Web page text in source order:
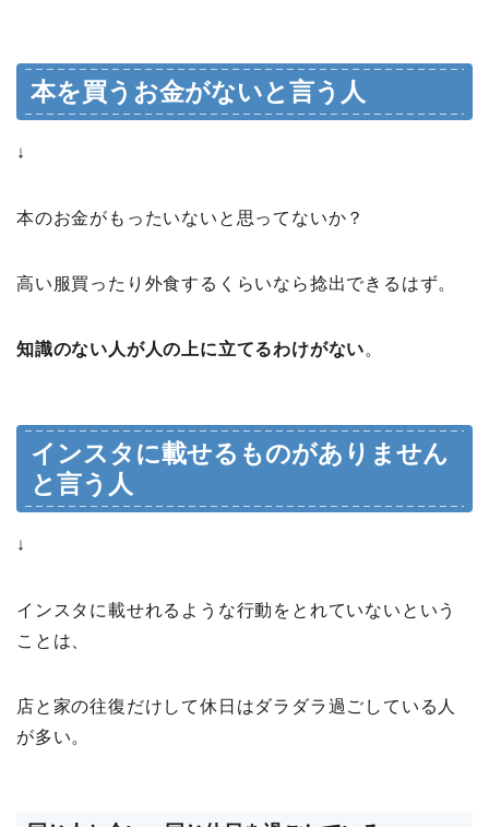
本を買うお金がないと言う人
↓
本のお金がもったいないと思ってないか？
高い服買ったり外食するくらいなら捻出できるはず。
知識のない人が人の上に立てるわけがない。
インスタに載せるものがありません
と言う人
↓
インスタに載せれるような行動をとれていないという
ことは、
店と家の往復だけして休日はダラダラ過ごしている人
が多い。